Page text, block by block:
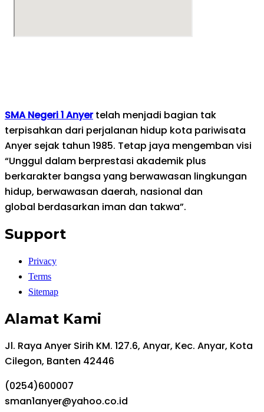
SMA Negeri 1 Anyertelah menjadi bagian tak
terpisahkan dari perjalanan hidup kota pariwisata
Anyer sejak tahun 1985. Tetap jaya mengemban visi
“Unggul dalam berprestasi akademik plus
berkarakter bangsa yang berwawasan lingkungan
hidup, berwawasan daerah, nasional dan
global berdasarkan iman dan takwa”.
Support
Privacy
Terms
Sitemap
Alamat Kami
Jl. Raya Anyer Sirih KM. 127.6, Anyar, Kec. Anyar, Kota
Cilegon, Banten 42446
(0254)600007
sman1anyer@yahoo.co.id